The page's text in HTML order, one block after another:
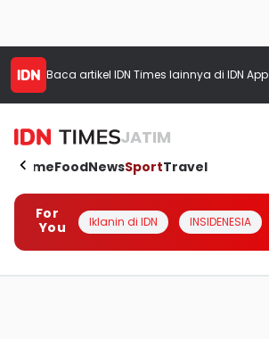
Baca artikel IDN Times lainnya di IDN App
JATIM
HomeFoodNewsSportTravel
For
You
Iklanin di IDN INSIDENESIA